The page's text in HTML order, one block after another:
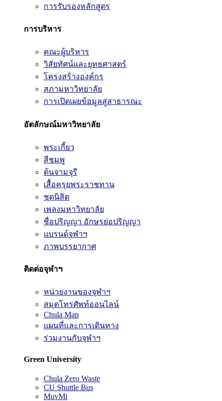
การรับรองหลักสูตร
การบริหาร
คณะผู้บริหาร
วิสัยทัศน์และยุทธศาสตร์
โครงสร้างองค์กร
สภามหาวิทยาลัย
การเปิดเผยข้อมูลสู่สาธารณะ
อัตลักษณ์มหาวิทยาลัย
พระเกี้ยว
สีชมพู
ต้นจามจุรี
เสื้อครุยพระราชทาน
ชุดนิสิต
เพลงมหาวิทยาลัย
ชื่อปริญญา อักษรย่อปริญญา
แบรนด์จุฬาฯ
ภาพบรรยากาศ
ติดต่อจุฬาฯ
หน่วยงานของจุฬาฯ
สมุดโทรศัพท์ออนไลน์
Chula Map
แผนที่และการเดินทาง
ร่วมงานกับจุฬาฯ
Green University
Chula Zero Waste
CU Shuttle Bus
MuvMi